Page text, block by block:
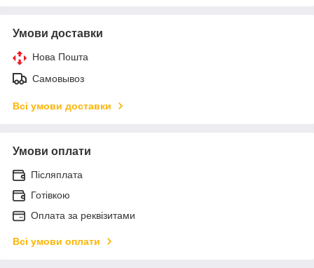
Умови доставки
Нова Пошта
Самовывоз
Всі умови доставки
Умови оплати
Післяплата
Готівкою
Оплата за реквізитами
Всі умови оплати